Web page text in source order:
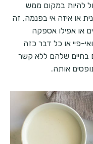
להיות במקום ממש
או איזה אי בפנמה, זה
או אפילו אספקה
פיי או כל דבר כזה
בחיים שלהם ללא קשר
אותה.